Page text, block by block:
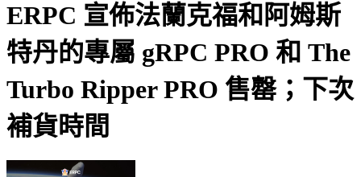
ERPC 宣佈法蘭克福和阿姆斯
特丹的專屬 gRPC PRO 和 The
Turbo Ripper PRO 售罄；下次
補貨時間